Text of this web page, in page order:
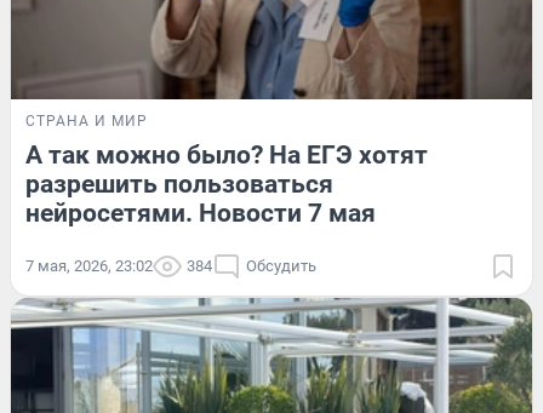
СТРАНА И МИР
А так можно было? На ЕГЭ хотят
разрешить пользоваться
нейросетями. Новости 7 мая
7 мая, 2026, 23:02 384 Обсудить